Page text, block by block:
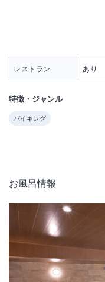
レストラン あり
特徴・ジャンル
バイキング
お風呂情報